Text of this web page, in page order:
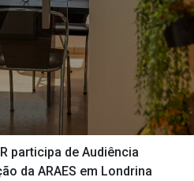
participa de Audiência
da ARAES em Londrina